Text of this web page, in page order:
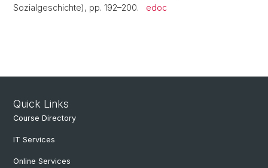
Sozialgeschichte), pp. 192–200. edoc
Quick Links
Course Directory
IT Services
Online Services